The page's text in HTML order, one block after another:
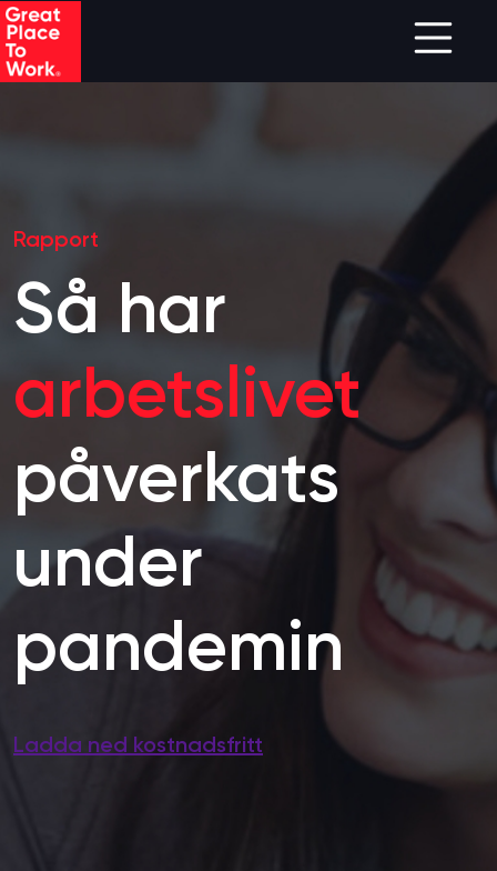
Skip to main content
Rapport
Så har
arbetslivet
påverkats
under
pandemin
Ladda ned kostnadsfritt